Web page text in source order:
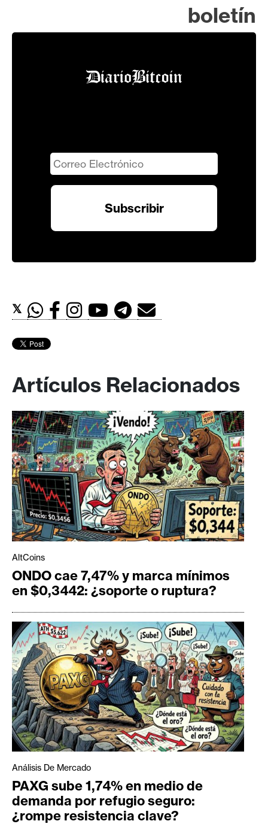
boletín
𝕏
Artículos Relacionados
AltCoins
ONDO cae 7,47% y marca mínimos
en $0,3442: ¿soporte o ruptura?
Análisis De Mercado
PAXG sube 1,74% en medio de
demanda por refugio seguro:
¿rompe resistencia clave?